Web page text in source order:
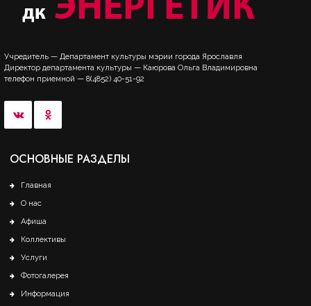
Учредитель — Департамент культуры мэрии города Ярославля
Директор департамента культуры — Каюрова Ольга Владимировна
телефон приемной — 8(4852) 40-51-92
ОСНОВНЫЕ РАЗДЕЛЫ
Главная
О нас
Афиша
Коллективы
Услуги
Фотогалерея
Информация